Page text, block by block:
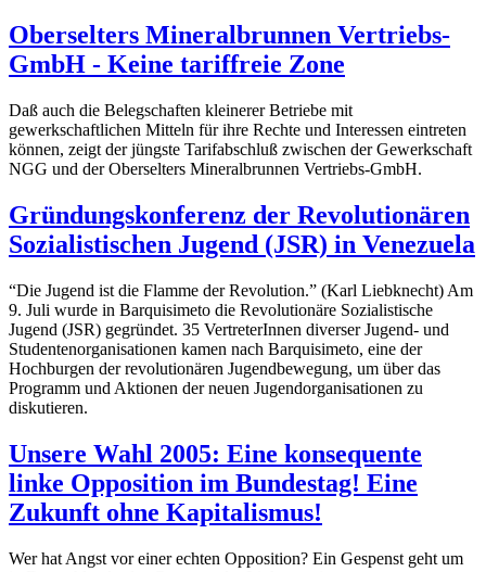
Oberselters Mineralbrunnen Vertriebs-
GmbH - Keine tariffreie Zone
Daß auch die Belegschaften kleinerer Betriebe mit
gewerkschaftlichen Mitteln für ihre Rechte und Interessen eintreten
können, zeigt der jüngste Tarifabschluß zwischen der Gewerkschaft
NGG und der Oberselters Mineralbrunnen Vertriebs-GmbH.
Gründungskonferenz der Revolutionären
Sozialistischen Jugend (JSR) in Venezuela
“Die Jugend ist die Flamme der Revolution.” (Karl Liebknecht) Am
9. Juli wurde in Barquisimeto die Revolutionäre Sozialistische
Jugend (JSR) gegründet. 35 VertreterInnen diverser Jugend- und
Studentenorganisationen kamen nach Barquisimeto, eine der
Hochburgen der revolutionären Jugendbewegung, um über das
Programm und Aktionen der neuen Jugendorganisationen zu
diskutieren.
Unsere Wahl 2005: Eine konsequente
linke Opposition im Bundestag! Eine
Zukunft ohne Kapitalismus!
Wer hat Angst vor einer echten Opposition? Ein Gespenst geht um